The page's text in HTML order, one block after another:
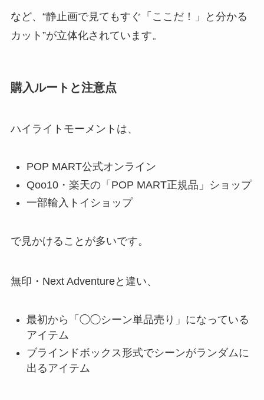
など、“静止画で見てもすぐ「ここだ！」と分かる
カット”が立体化されています。
購入ルートと注意点
ハイライトモーメントは、
POP MART公式オンライン
Qoo10・楽天の「POP MART正規品」ショップ
一部輸入トイショップ
で見かけることが多いです。
無印・Next Adventureと違い、
最初から「◯◯シーン単品売り」になっている
アイテム
ブラインドボックス形式でシーンがランダムに
出るアイテム